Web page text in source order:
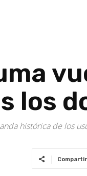
los
histórica de los
Compartir